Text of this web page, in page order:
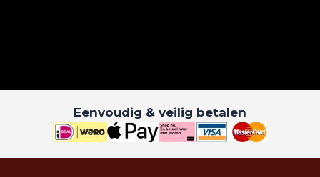
Eenvoudig & veilig betalen